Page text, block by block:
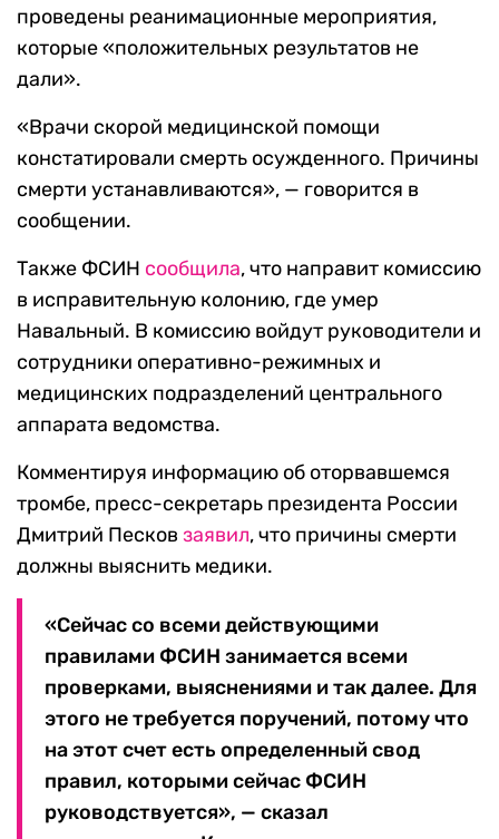
проведены реанимационные мероприятия,
которые «положительных результатов не
дали».
«Врачи скорой медицинской помощи
констатировали смерть осужденного. Причины
смерти устанавливаются», — говорится в
сообщении.
Также ФСИН сообщила, что направит комиссию
в исправительную колонию, где умер
Навальный. В комиссию войдут руководители и
сотрудники оперативно-режимных и
медицинских подразделений центрального
аппарата ведомства.
Комментируя информацию об оторвавшемся
тромбе, пресс-секретарь президента России
Дмитрий Песков заявил, что причины смерти
должны выяснить медики.
«Сейчас со всеми действующими
правилами ФСИН занимается всеми
проверками, выяснениями и так далее. Для
этого не требуется поручений, потому что
на этот счет есть определенный свод
правил, которыми сейчас ФСИН
руководствуется», — сказал